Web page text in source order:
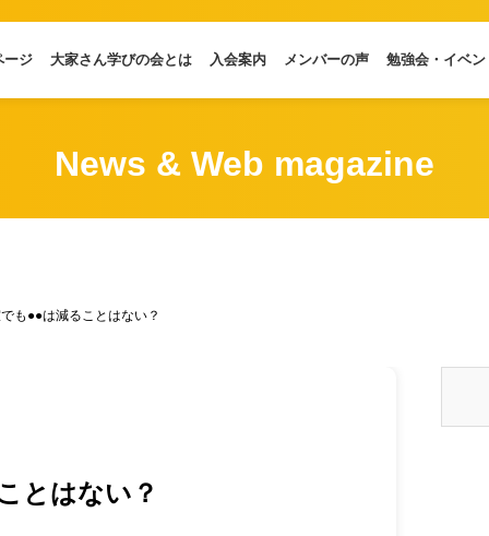
ージ 大家さん学びの会とは 入会案内 メンバーの声 勉強会・イベン
News & Web magazine
も●●は減ることはない？
とはない？